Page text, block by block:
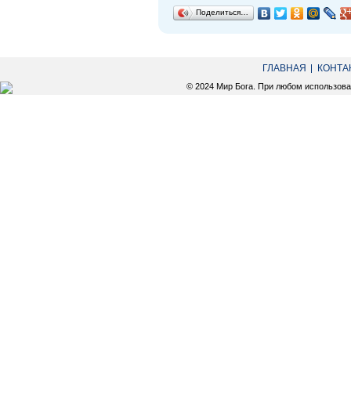
Поделиться…
ГЛАВНАЯ
© 2024 Мир Бога. При любом